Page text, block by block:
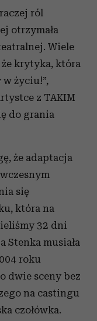
ról
otrzymała
Wiele
krytyka, która
w życiu!”,
z TAKIM
do grania
że adaptacja
się
która na
32 dni
Stenka musiała
roku
dwie sceny bez
na castingu
czołówka.